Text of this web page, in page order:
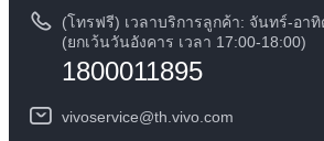
ดาวน์โหลด LUTs สำหรับการคืนค่า Log
ความยั่งยืน
(โทรฟรี) เวลาบริการลูกค้า: จันทร์-อา
(ยกเว้นวันอังคาร เวลา 17:00-18:00)
1800011895
vivoservice@th.vivo.com